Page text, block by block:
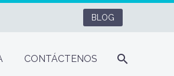
BLOG
CONTÁCTENOS